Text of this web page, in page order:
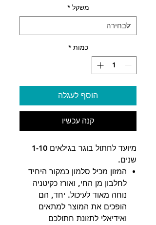
משקל *
כמות *
הוסף לעגלה
קנה עכשיו
מיועד לחתול בוגר בגילאים 1-10
שנים.
המזון מכיל סלמון כמקור היחיד
לחלבון מן החי, ואורז כקיטניה
נוחה מאוד לעיכול. יחד, הם
הופכים את המוצר למתאים
ואידיאלי לתזונת חתולכם